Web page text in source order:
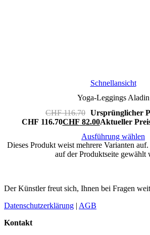
Schnellansicht
Yoga-Leggings Aladin
CHF116.70 Ursprünglicher
CHF 116.70CHF 82.00Aktueller
Ausführung wählen
Dieses Produkt weist mehrere Varianten
auf der Produktseite gewählt
Der Künstler freut sich, Ihnen bei Fragen
Datenschutzerklärung | AGB
Kontakt